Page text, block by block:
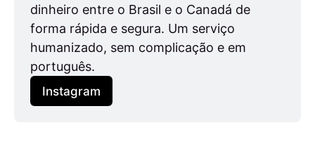
dinheiro entre o Brasil e o Canadá de
forma rápida e segura. Um serviço
humanizado, sem complicação e em
português.
Instagram